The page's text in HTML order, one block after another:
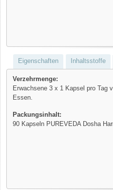
Eigenschaften Inhaltsstoffe
Verzehrmenge:
Erwachsene 3 x 1 Kapsel pro Tag
Essen.
Packungsinhalt:
90 Kapseln PUREVEDA Dosha